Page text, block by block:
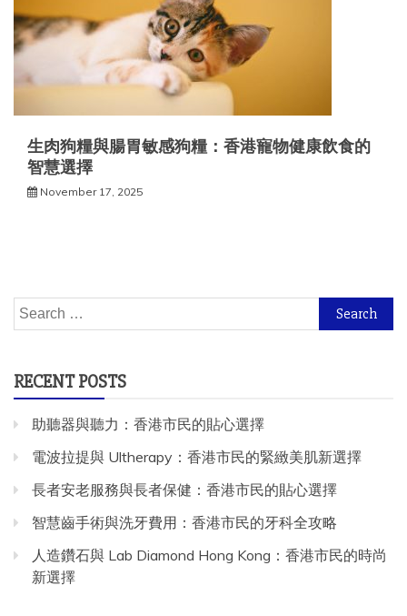
生肉狗糧與腸胃敏感狗糧：香港寵物健康飲食的
智慧選擇
November 17, 2025
Search
for:
RECENT POSTS
助聽器與聽力：香港市民的貼心選擇
電波拉提與 Ultherapy：香港市民的緊緻美肌新選擇
長者安老服務與長者保健：香港市民的貼心選擇
智慧齒手術與洗牙費用：香港市民的牙科全攻略
人造鑽石與 Lab Diamond Hong Kong：香港市民的時尚
新選擇